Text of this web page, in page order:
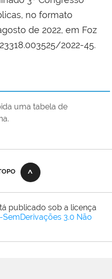
no formato
de 2022, em Foz
2022-45.
uma tabela de
publicado sob a licença
3.0 Não